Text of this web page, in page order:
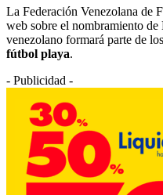
La Federación Venezolana de
web sobre el nombramiento
venezolano formará parte de
fútbol playa.
- Publicidad -